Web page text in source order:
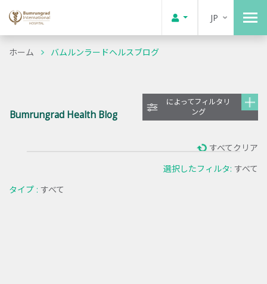
JP
ホーム バムルンラードヘルスブログ
Bumrungrad Health Blog
によってフィルタリ
ング
選択したフィルタ: すべて
タイプ : すべて
すべてクリア